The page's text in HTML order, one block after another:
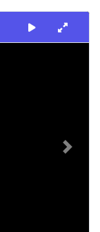
Next